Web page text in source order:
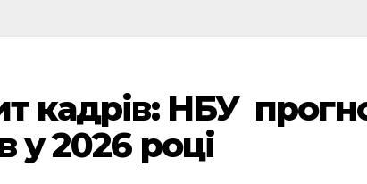
кадрів: НБУ
у 2026 році